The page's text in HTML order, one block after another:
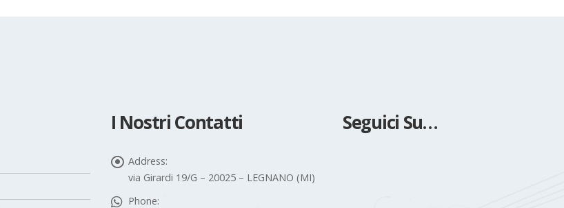
I Nostri Contatti
Address:
via Girardi 19/G – 20025 – LEGNANO (MI)
Phone:
Seguici Su…